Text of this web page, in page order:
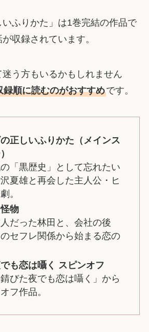
いふりかた」は1巻完結の作品で
収録されています。
う方もいるかもしれません
録順に読むのがおすすめです。
正しいふりかた（メインス
「黒歴史」として忘れたい
夏雄と再会した主人公・ヒ
。
物
だった林田と、会社の後
セフレ関係から始まる恋の
も恋は囁く スピンオフ
びた夜でも恋は囁く」から
フ作品。